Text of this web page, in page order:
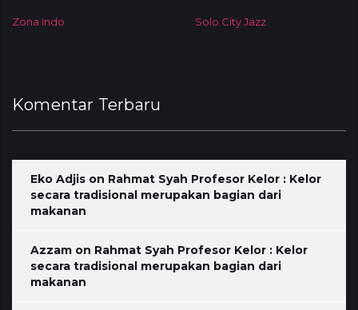
Zona Indo Solo City Jazz
Komentar Terbaru
Eko Adjis on Rahmat Syah Profesor Kelor : Kelor
secara tradisional merupakan bagian dari
makanan
Azzam on Rahmat Syah Profesor Kelor : Kelor
secara tradisional merupakan bagian dari
makanan